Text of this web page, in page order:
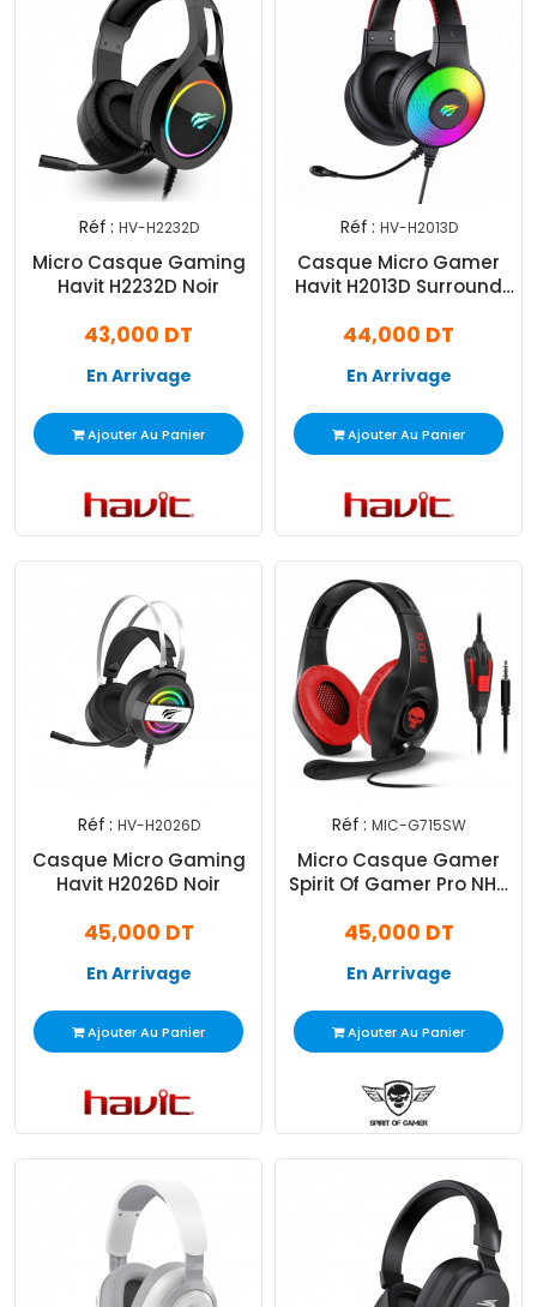
Réf : HV-H2232D
Micro Casque Gaming
Havit H2232D Noir
43,000 DT
En Arrivage
Ajouter Au Panier
Réf : HV-H2013D
Casque Micro Gamer
Havit H2013D Surround
44,000 DT
En Arrivage
Ajouter Au Panier
Réf : HV-H2026D
Casque Micro Gaming
Havit H2026D Noir
45,000 DT
En Arrivage
Ajouter Au Panier
Réf : MIC-G715SW
Micro Casque Gamer
Spirit Of Gamer Pro NH5
45,000 DT
En Arrivage
Ajouter Au Panier